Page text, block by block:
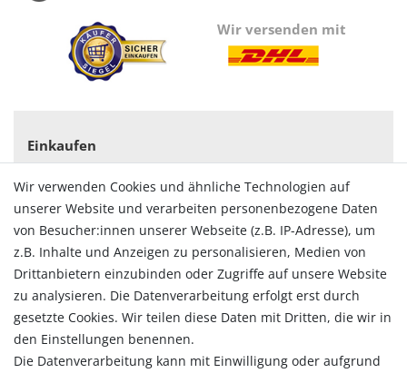
Wir versenden mit
Einkaufen
Zahlungsarten
Versandarten & -kosten
Widerrufsrecht
Vertrag widerrufen
Konto
Login
Registrieren
Warenkorb
Zur Kasse
Wir verwenden Cookies und ähnliche Technologien auf
unserer Website und verarbeiten personenbezogene Daten
von Besucher:innen unserer Webseite (z.B. IP-Adresse), um
z.B. Inhalte und Anzeigen zu personalisieren, Medien von
Drittanbietern einzubinden oder Zugriffe auf unsere Website
zu analysieren. Die Datenverarbeitung erfolgt erst durch
gesetzte Cookies. Wir teilen diese Daten mit Dritten, die wir in
den Einstellungen benennen.
Die Datenverarbeitung kann mit Einwilligung oder aufgrund